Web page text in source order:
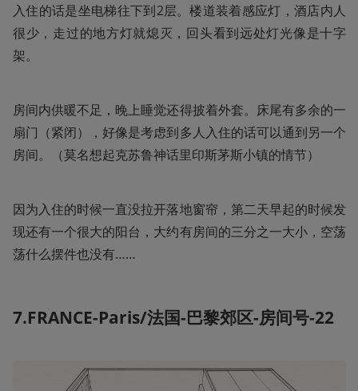
入住的话是坐电梯往下到2层。楼道装着感应灯，酒店内人
很少，走过的地方灯就熄灭，回头看到远处灯光像是十字
架。
房间内供暖不足，晚上睡觉还得披着外套。床尾有多余的一
扇门（紧闭），好像是考虑到多人入住的话可以通到另一个
房间。（莫名想起克苏鲁神话里印斯茅斯小镇的情节）
因为入住的时候一直没拉开落地窗帘，第二天早起的时候发
现还有一个很大的阳台，大约有房间的三分之一大小，空荡
荡什么摆件也没有……
7.FRANCE-Paris/法国-巴黎郊区-房间号-22